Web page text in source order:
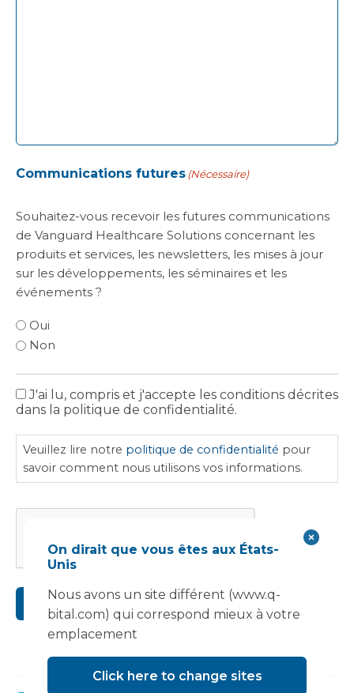
Communications futures(Nécessaire)
Souhaitez-vous recevoir les futures communications
de Vanguard Healthcare Solutions concernant les
produits et services, les newsletters, les mises à jour
sur les développements, les séminaires et les
événements ?
Oui
Non
politique
de
confidentialité
J'ai lu, compris et j'accepte les conditions décrites
dans la politique de confidentialité.
Veuillez lire notre politique de confidentialité pour
savoir comment nous utilisons vos informations.
CAPTCHA
Soumettre
On dirait que vous êtes aux États-
Unis
Nous avons un site différent (www.q-
bital.com) qui correspond mieux à votre
emplacement
Click here to change sites